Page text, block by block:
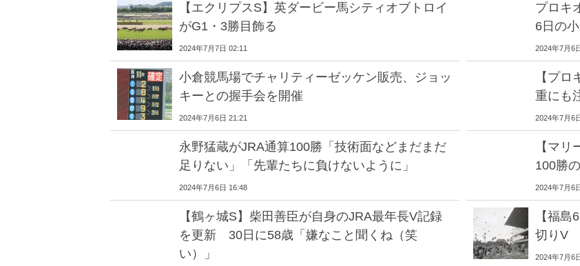
【エクリプスS】英ダービー馬シティオブトロイ
がG1・3勝目飾る
2024年7月7日 02:11
プロキ
6日の
2024年7月6
小倉競馬場でチャリティーゼッケン販売、ジョッ
キーとの握手会を開催
2024年7月6日 21:21
【プ
重にも
2024年7月6
永野猛蔵がJRA通算100勝「技術面などまだまだ
足りない」「先輩たちに負けないように」
2024年7月6日 16:48
【マ
100勝
2024年7月6
【鶴ヶ城S】柴田善臣が自身のJRA最年長V記録
を更新 30日に58歳「嫌なこと聞くね（笑
い）」
【福
切りV
2024年7月6